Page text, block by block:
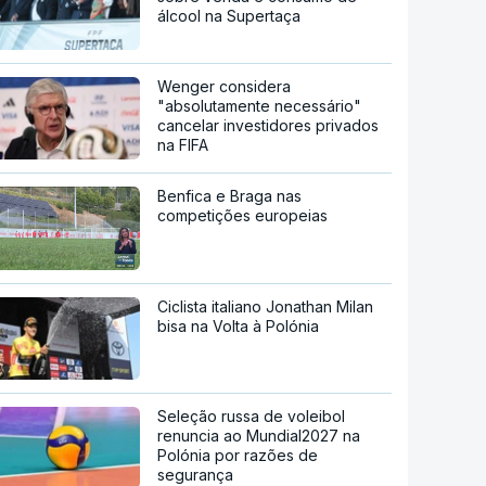
álcool na Supertaça
Wenger considera
"absolutamente necessário"
cancelar investidores privados
na FIFA
Benfica e Braga nas
competições europeias
Ciclista italiano Jonathan Milan
bisa na Volta à Polónia
Seleção russa de voleibol
renuncia ao Mundial2027 na
Polónia por razões de
segurança